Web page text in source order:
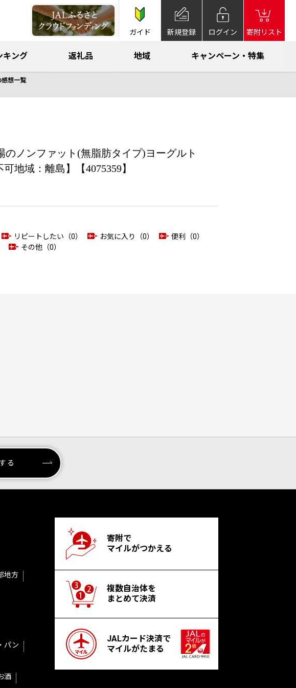
ガイド 新規登録 ログイン 寄附リスト
キング 返礼品 地域 キャンペーン・特集
感想一覧
のノンファット(無脂肪タイプ)ヨーグルト
地域：離島】【4075359】
リピートしたい（0） お気に入り（0）
便利（0）
その他（0）
る
地方
パン
酒
寄附で
マイルがつかえる
複数自治体を
まとめて決済
JALカード決済で
マイルがたまる